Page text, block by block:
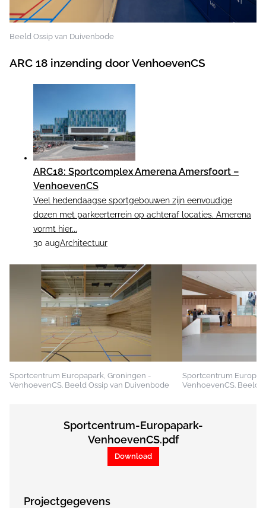
Beeld Ossip van Duivenbode
ARC 18 inzending door VenhoevenCS
ARC18: Sportcomplex Amerena Amersfoort –
VenhoevenCS
Veel hedendaagse sportgebouwen zijn eenvoudige
dozen met parkeerterrein op achteraf locaties. Amerena
vormt hier...
30 augArchitectuur
Sportcentrum Europapark, Groningen -
VenhoevenCS. Beeld Ossip van Duivenbode
Sportcentrum
VenhoevenCS. Beeld
Sportcentrum-Europapark-
VenhoevenCS.pdf
Download
Projectgegevens